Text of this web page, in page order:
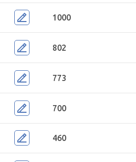
1000
802
773
700
460